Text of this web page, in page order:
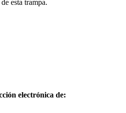
esta trampa.
electrónica de: